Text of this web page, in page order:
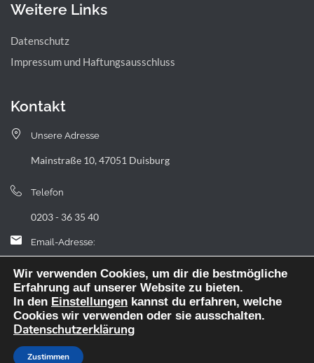
Weitere Links
Datenschutz
Impressum und Haftungsausschluss
Kontakt
Unsere Adresse
Mainstraße 10, 47051 Duisburg
Telefon
0203 - 36 35 40
Email-Adresse:
landfermann.gymnasium[at]stadt-duisburg.de
Wir verwenden Cookies, um dir die bestmögliche
Erfahrung auf unserer Website zu bieten.
In den Einstellungen kannst du erfahren, welche
Cookies wir verwenden oder sie ausschalten.
Datenschutzerklärung
Zustimmen